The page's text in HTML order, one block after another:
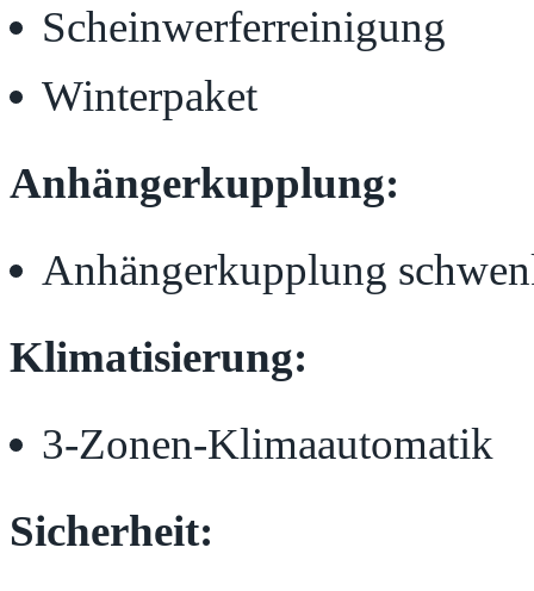
Scheinwerferreinigung
Winterpaket
Anhängerkupplung:
Anhängerkupplung
Klimatisierung:
3-Zonen-Klimaautomatik
Sicherheit: